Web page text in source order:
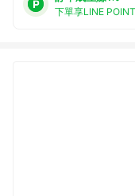
下單享LINE